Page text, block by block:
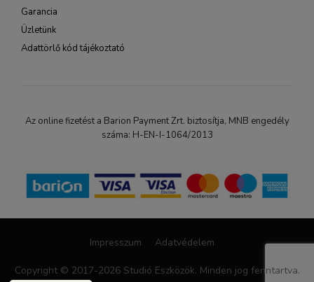
Garancia
Üzletünk
Adattörlő kód tájékoztató
Az online fizetést a Barion Payment Zrt. biztosítja, MNB engedély
száma: H-EN-I-1064/2013
Impresszum Adatvédelem
Copyright © 2017-2026 Studió Eszközök. Minden jog fenntartva.